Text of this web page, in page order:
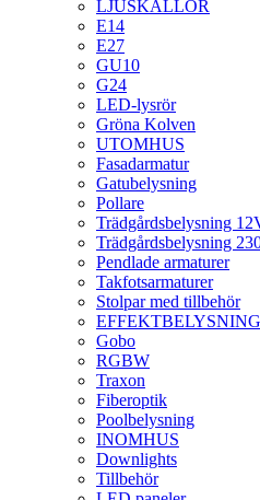
LJUSKÄLLOR
E14
E27
GU10
G24
LED-lysrör
Gröna Kolven
UTOMHUS
Fasadarmatur
Gatubelysning
Pollare
Trädgårdsbelysning
Trädgårdsbelysning
Pendlade armaturer
Takfotsarmaturer
Stolpar med tillbehör
Gobo
RGBW
Traxon
Fiberoptik
Poolbelysning
INOMHUS
Downlights
Tillbehör